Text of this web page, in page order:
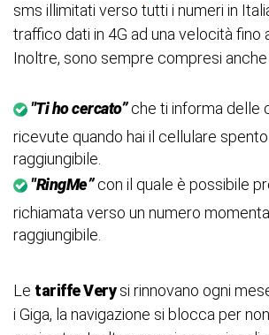
sms illimitati verso tutti i numeri in
traffico dati in 4G ad una velocità fino
Inoltre, sono sempre compresi anche
"Ti ho cercato”che ti informa delle
ricevute quando hai il cellulare
raggiungibile.
"RingMe”con il quale è possibile
richiamata verso un numero
raggiungibile.
Le tariffe Verysi rinnovano ogni
i Giga, la navigazione si blocca per